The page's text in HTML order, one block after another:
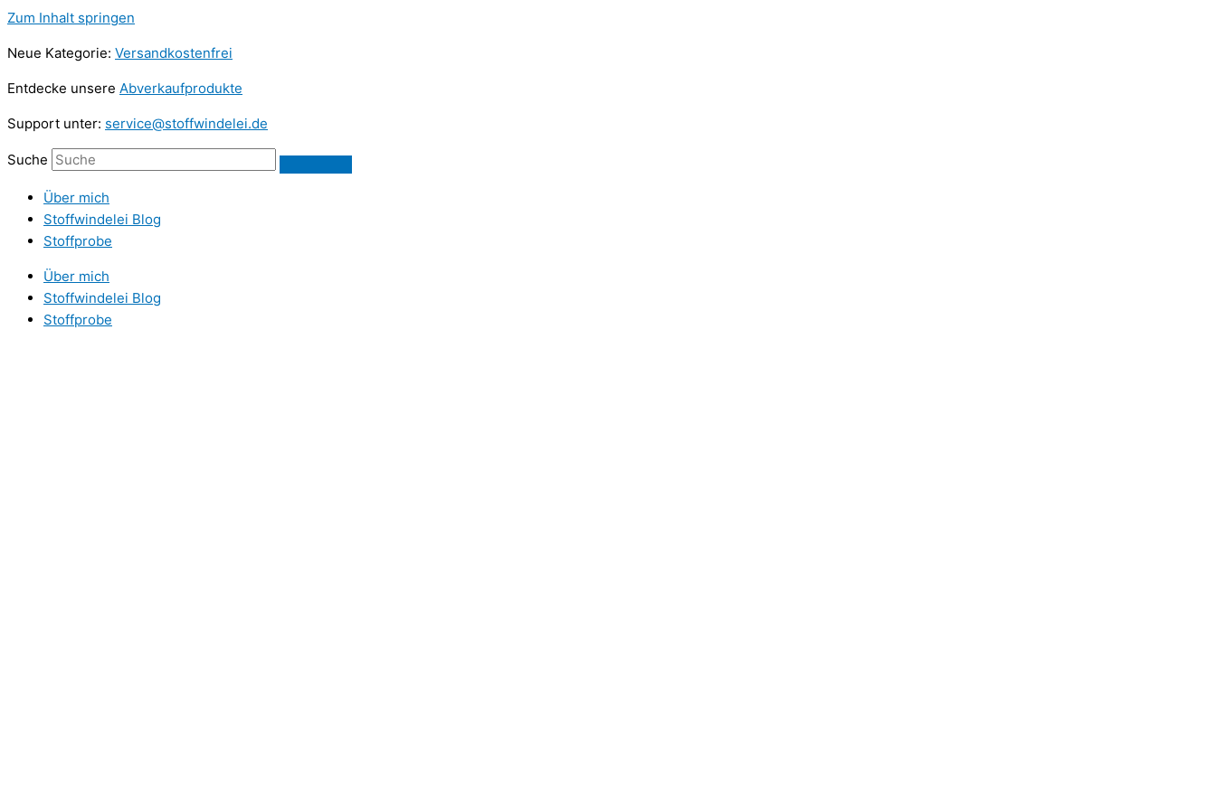
Zum Inhalt springen
Neue Kategorie: Versandkostenfrei
Entdecke unsere Abverkaufprodukte
Support unter: service@stoffwindelei.de
Suche
Über mich
Stoffwindelei Blog
Stoffprobe
Über mich
Stoffwindelei Blog
Stoffprobe